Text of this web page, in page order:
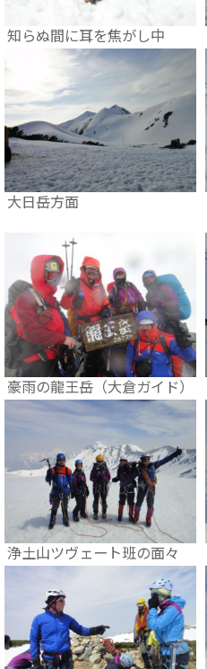
知らぬ間に耳を焦がし中
大日岳方面
豪雨の龍王岳（大倉ガイド）
浄土山ツヴェート班の面々